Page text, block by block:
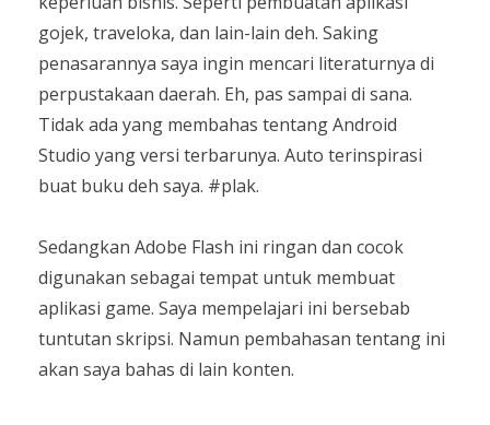
gojek, traveloka, dan lain-lain deh. Saking
penasarannya saya ingin mencari literaturnya di
perpustakaan daerah. Eh, pas sampai di sana.
Tidak ada yang membahas tentang Android
Studio yang versi terbarunya. Auto terinspirasi
buat buku deh saya. #plak.
Sedangkan Adobe Flash ini ringan dan cocok
digunakan sebagai tempat untuk membuat
aplikasi game. Saya mempelajari ini bersebab
tuntutan skripsi. Namun pembahasan tentang ini
akan saya bahas di lain konten.